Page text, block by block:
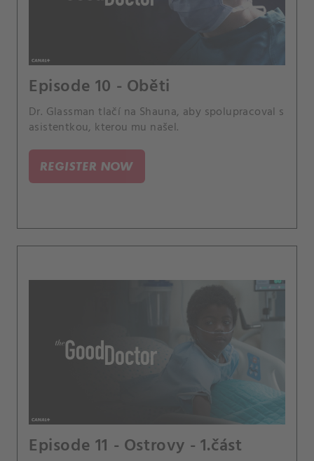
Episode 10 - Oběti
Dr. Glassman tlačí na Shauna, aby spolupracoval s
asistentkou, kterou mu našel.
REGISTER NOW
Episode 11 - Ostrovy - 1.část